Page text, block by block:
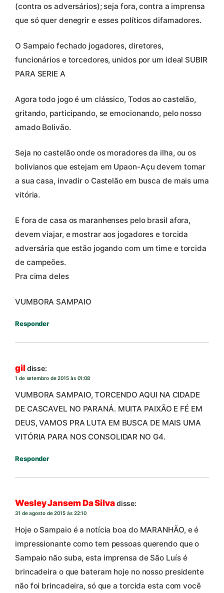
(contra os adversários); seja fora, contra a imprensa
que só quer denegrir e esses políticos difamadores.
O Sampaio fechado jogadores, diretores,
funcionários e torcedores, unidos por um ideal SUBIR
PARA SERIE A
Agora todo jogo é um clássico, Todos ao castelão,
gritando, participando, se emocionando, pelo nosso
amado Bolivão.
Seja no castelão onde os moradores da ilha, ou os
bolivianos que estejam em Upaon-Açu devem tomar
a sua casa, invadir o Castelão em busca de mais uma
vitória.
E fora de casa os maranhenses pelo brasil afora,
devem viajar, e mostrar aos jogadores e torcida
adversária que estão jogando com um time e torcida
de campeões.
Pra cima deles
VUMBORA SAMPAIO
Responder
gildisse:
1 de setembro de 2015 às 01:08
VUMBORA SAMPAIO, TORCENDO AQUI NA CIDADE
DE CASCAVEL NO PARANÁ. MUITA PAIXÃO E FÉ EM
DEUS, VAMOS PRA LUTA EM BUSCA DE MAIS UMA
VITÓRIA PARA NOS CONSOLIDAR NO G4.
Responder
Wesley Jansem Da Silvadisse:
31 de agosto de 2015 às 22:10
Hoje o Sampaio é a notícia boa do MARANHÃO, e é
impressionante como tem pessoas querendo que o
Sampaio não suba, esta imprensa de São Luís é
brincadeira o que bateram hoje no nosso presidente
não foi brincadeira, só que a torcida esta com você